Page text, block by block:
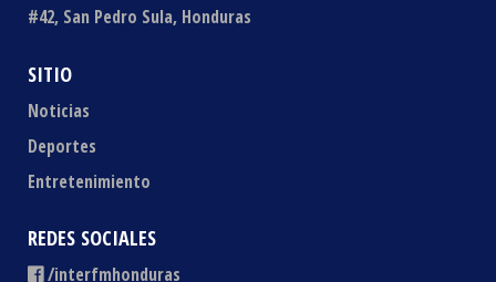
#42, San Pedro Sula, Honduras
SITIO
Noticias
Deportes
Entretenimiento
REDES SOCIALES
/interfmhonduras